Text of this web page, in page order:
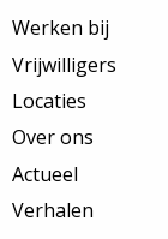
Werken bij
Vrijwilligers
Locaties
Over ons
Actueel
Verhalen